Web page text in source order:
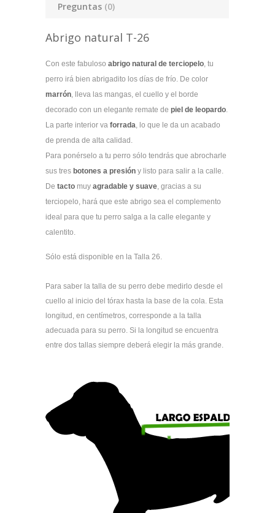
Preguntas (0)
Abrigo natural T-26
Con este fabuloso abrigo natural de terciopelo, tu
perro irá bien abrigadito los días de frío. De color
marrón, lleva las mangas, el cuello y el borde
decorado con un elegante remate de piel de leopardo.
La parte interior va forrada, lo que le da un acabado
de prenda de alta calidad.
Para ponérselo a tu perro sólo tendrás que abrocharle
sus tres botones a presión y listo para salir a la calle.
De tacto muy agradable y suave, gracias a su
terciopelo, hará que este abrigo sea el complemento
ideal para que tu perro salga a la calle elegante y
calentito.
Sólo está disponible en la Talla 26.
Para saber la talla de su perro debe medirlo desde el
cuello al inicio del tórax hasta la base de la cola. Esta
longitud, en centímetros, corresponde a la talla
adecuada para su perro. Si la longitud se encuentra
entre dos tallas siempre deberá elegir la más grande.